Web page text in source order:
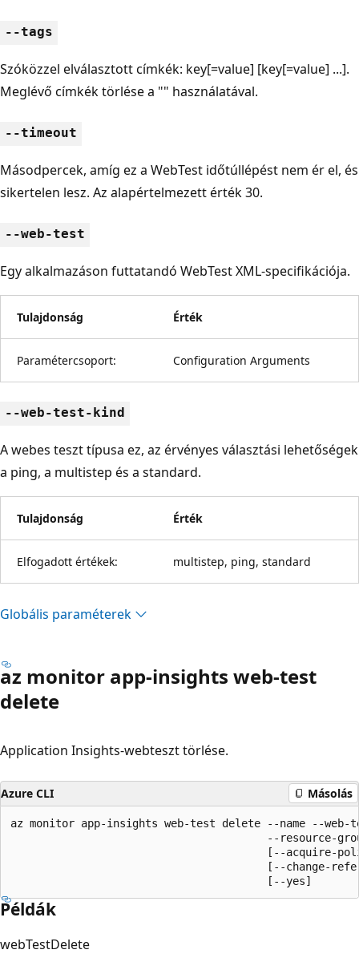
--tags
Szóközzel elválasztott címkék: key[=value] [key[=value] ...].
Meglévő címkék törlése a "" használatával.
--timeout
Másodpercek, amíg ez a WebTest időtúllépést nem ér el, és
sikertelen lesz. Az alapértelmezett érték 30.
--web-test
Egy alkalmazáson futtatandó WebTest XML-specifikációja.
Tulajdonság Érték
Paramétercsoport: Configuration Arguments
--web-test-kind
A webes teszt típusa ez, az érvényes választási lehetőségek
a ping, a multistep és a standard.
Tulajdonság Érték
Elfogadott értékek: multistep, ping, standard
Globális paraméterek
az monitor app-insights web-test
delete
Application Insights-webteszt törlése.
Azure CLI Másolás
az monitor app-insights web-test delete --name --web-
--resource-
[--acquire-
[--change-
                                        [--yes]
Példák
webTestDelete